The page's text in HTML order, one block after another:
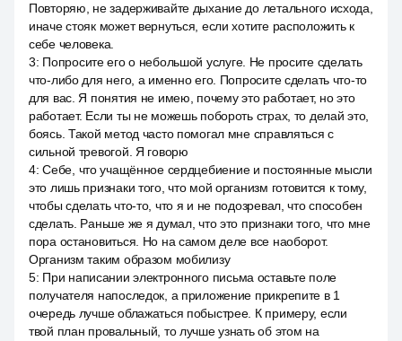
Повторяю, не задерживайте дыхание до летального исхода,
иначе стояк может вернуться, если хотите расположить к
себе человека.
3: Попросите его о небольшой услуге. Не просите сделать
что-либо для него, а именно его. Попросите сделать что-то
для вас. Я понятия не имею, почему это работает, но это
работает. Если ты не можешь побороть страх, то делай это,
боясь. Такой метод часто помогал мне справляться с
сильной тревогой. Я говорю
4:Себе, что учащённое сердцебиение и постоянные мысли
это лишь признаки того, что мой организм готовится к тому,
чтобы сделать что-то, что я и не подозревал, что способен
сделать. Раньше же я думал, что это признаки того, что мне
пора остановиться. Но на самом деле все наоборот.
Организм таким образом мобилизу
5: При написании электронного письма оставьте поле
получателя напоследок, а приложение прикрепите в 1
очередь лучше облажаться побыстрее. К примеру, если
твой план провальный, то лучше узнать об этом на